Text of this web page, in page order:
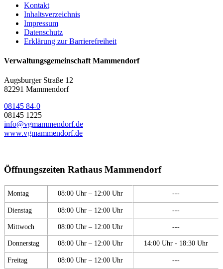
Kontakt
Inhaltsverzeichnis
Impressum
Datenschutz
Erklärung zur Barrierefreiheit
Verwaltungsgemeinschaft Mammendorf
Augsburger Straße 12
82291 Mammendorf
08145 84-0
08145 1225
info@vgmammendorf.de
www.vgmammendorf.de
Öffnungszeiten Rathaus Mammendorf
Montag 08:00 Uhr – 12:00 Uhr ---
Dienstag 08:00 Uhr – 12:00 Uhr ---
Mittwoch 08:00 Uhr – 12:00 Uhr ---
Donnerstag 08:00 Uhr – 12:00 Uhr 14:00 Uhr - 18:30 Uhr
Freitag 08:00 Uhr – 12:00 Uhr ---